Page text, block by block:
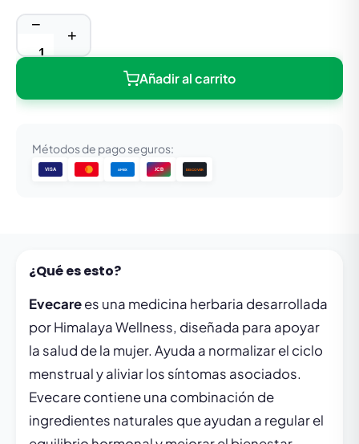
−
+
Añadir al carrito
Métodos de pago seguros:
VISA AMEX JCB DISCOVER
¿Qué es esto?
Evecarees una medicina herbaria desarrollada
por Himalaya Wellness, diseñada para apoyar
la salud de la mujer. Ayuda a normalizar el ciclo
menstrual y aliviar los síntomas asociados.
Evecare contiene una combinación de
ingredientes naturales que ayudan a regular el